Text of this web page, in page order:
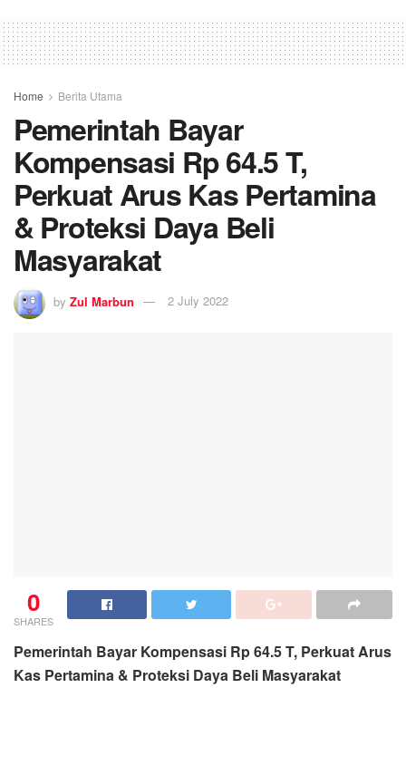
Home Berita Utama
Pemerintah Bayar
Kompensasi Rp 64.5 T,
Perkuat Arus Kas Pertamina
& Proteksi Daya Beli
Masyarakat
by Zul Marbun 2 July 2022
0
SHARES
Pemerintah Bayar Kompensasi Rp 64.5 T, Perkuat Arus
Kas Pertamina & Proteksi Daya Beli Masyarakat